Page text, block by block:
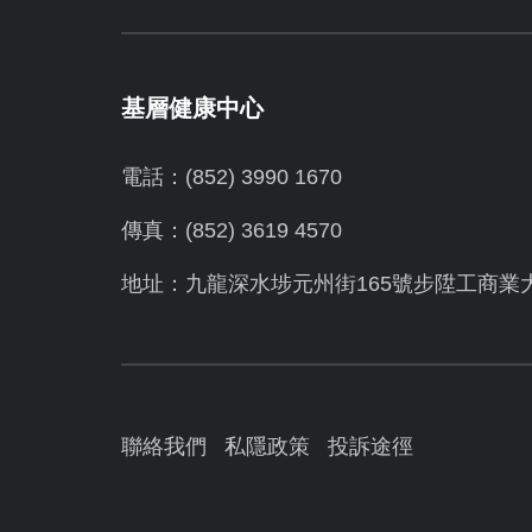
基層健康中心
電話：(852) 3990 1670
傳真：(852) 3619 4570
地址：九龍深水埗元州街165號步陞工商業
聯絡我們 私隱政策 投訴途徑